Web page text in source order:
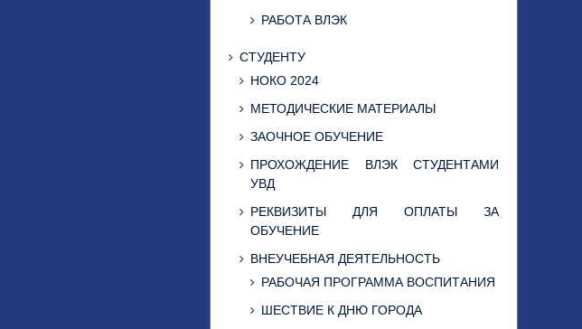
РАБОТА ВЛЭК
СТУДЕНТУ
НОКО 2024
МЕТОДИЧЕСКИЕ МАТЕРИАЛЫ
ЗАОЧНОЕ ОБУЧЕНИЕ
ПРОХОЖДЕНИЕ ВЛЭК СТУДЕНТАМИ
УВД
РЕКВИЗИТЫ ДЛЯ ОПЛАТЫ ЗА
ОБУЧЕНИЕ
ВНЕУЧЕБНАЯ ДЕЯТЕЛЬНОСТЬ
РАБОЧАЯ ПРОГРАММА ВОСПИТАНИЯ
ШЕСТВИЕ К ДНЮ ГОРОДА